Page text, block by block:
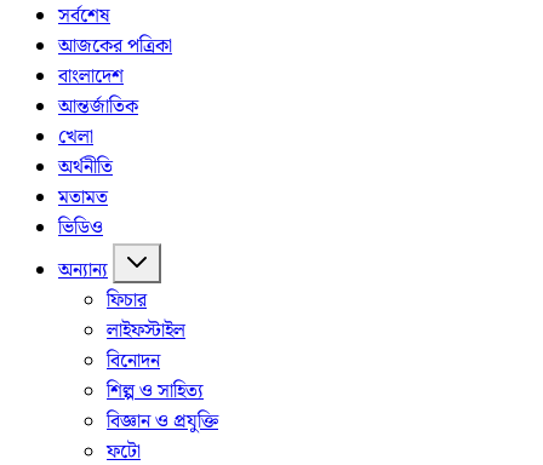
সর্বশেষ
আজকের পত্রিকা
বাংলাদেশ
আন্তর্জাতিক
খেলা
অর্থনীতি
মতামত
ভিডিও
অন্যান্য
ফিচার
লাইফস্টাইল
বিনোদন
শিল্প ও সাহিত্য
বিজ্ঞান ও প্রযুক্তি
ফটো